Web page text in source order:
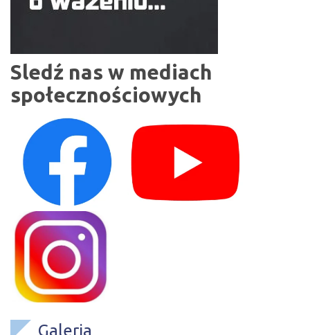
Sledź nas w mediach
społecznościowych
Galeria